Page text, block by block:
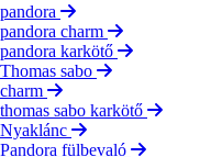
pandora
pandora charm
pandora karkötő
Thomas sabo
charm
thomas sabo karkötő
Nyaklánc
Pandora fülbevaló